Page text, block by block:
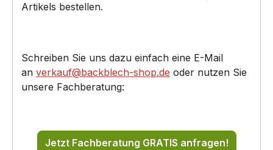
Artikels bestellen.
Schreiben Sie uns dazu einfach eine E-Mail
an verkauf@backblech-shop.de oder nutzen Sie
unsere Fachberatung:
Jetzt Fachberatung GRATIS anfragen!